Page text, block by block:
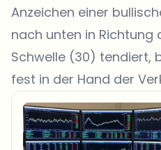
Anzeichen einer
nach unten in Richtung
Schwelle (30) tendiert,
fest in der Hand der